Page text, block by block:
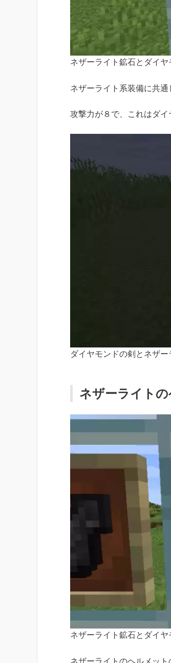
ネザーライト鉱石とダイヤ
ネザーライト系装備に共
攻撃力が８ で、これはダイ
ダイヤモンドの剣とネザー
ネザーライト
ネザーライト鉱石とダイ
ネザーライトのヘルメット